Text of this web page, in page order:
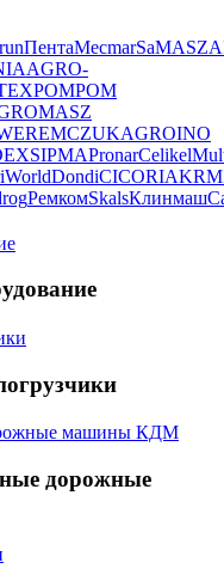
ПентаMecmarSaMASZ
AGRO-
EXPOMPOM
INO
SIPMAPronarCelikel
DondiCICORIA
РемкомSkalsКлинмаш
машины КДМ
дорожные